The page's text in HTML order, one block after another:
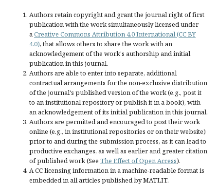
Authors retain copyright and grant the journal right of first
publication with the work simultaneously licensed under
aCreative Commons Attribution 4.0 International (CC BY
4.0), that allows others to share the work with an
acknowledgement of the work's authorship and initial
publication in this journal.
Authors are able to enter into separate, additional
contractual arrangements for the non-exclusive distribution
of the journal's published version of the work (e.g., post it
to an institutional repository or publish it in a book), with
an acknowledgement of its initial publication in this journal.
Authors are permitted and encouraged to post their work
online (e.g., in institutional repositories or on their website)
prior to and during the submission process, as it can lead to
productive exchanges, as well as earlier and greater citation
of published work (See The Effect of Open Access).
A CC licensing information in a machine-readable format is
embedded in all articles published by MATLIT.